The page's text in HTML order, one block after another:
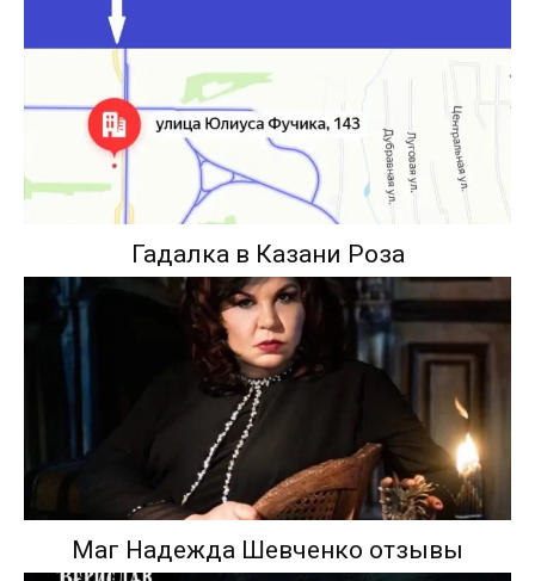
Гадалка в Казани Роза
Маг Надежда Шевченко отзывы